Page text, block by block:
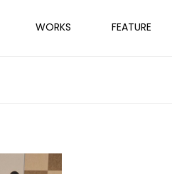
WORKS FEATURE